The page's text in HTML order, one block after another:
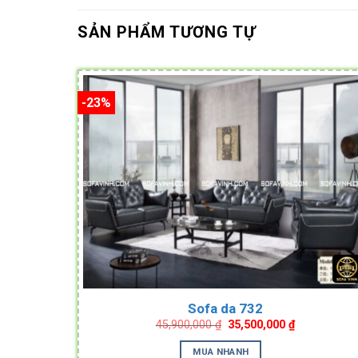
SẢN PHẨM TƯƠNG TỰ
-23%
Sofa da 732
45,900,000₫ Original
price
was:
35,500,000₫Current
price
MUA NHANH